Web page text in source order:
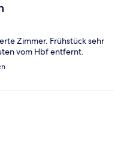
Zimmer. Frühstück sehr
vom Hbf entfernt.